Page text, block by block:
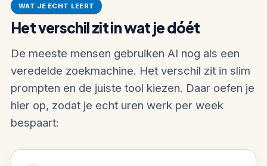
WAT JE ECHT LEERT
Het verschil zit in wat je dóét
De meeste mensen gebruiken AI nog als een
veredelde zoekmachine. Het verschil zit in slim
prompten en de juiste tool kiezen. Daar oefen je
hier op, zodat je echt uren werk per week
bespaart: